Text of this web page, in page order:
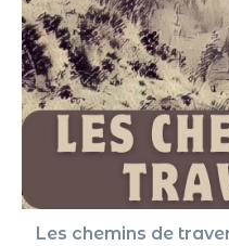
Les chemins de